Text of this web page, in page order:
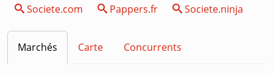
Societe.com
Pappers.fr Societe.ninja
Marchés Carte Concurrents